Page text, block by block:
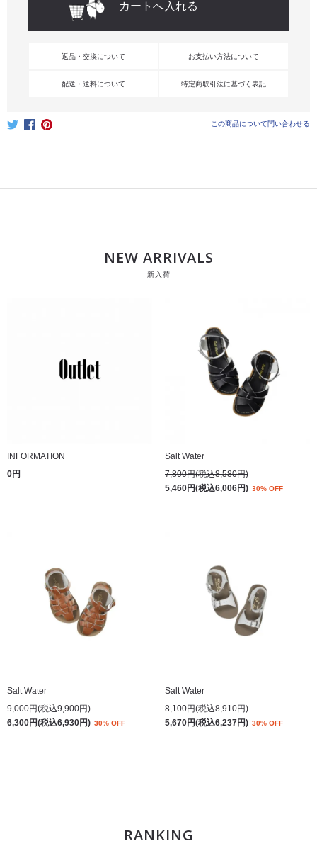
返品・交換について お支払い方法について
配送・送料について 特定商取引法に基づく表記
この商品について問い合わせる
NEW ARRIVALS
新入荷
INFORMATION
0円
Salt Water
7,800円(税込8,580円)
5,460円(税込6,006円) 30% OFF
Salt Water
9,000円(税込9,900円)
6,300円(税込6,930円) 30% OFF
Salt Water
8,100円(税込8,910円)
5,670円(税込6,237円) 30% OFF
RANKING